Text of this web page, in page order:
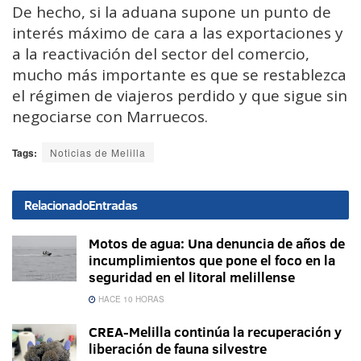
De hecho, si la aduana supone un punto de
interés máximo de cara a las exportaciones y
a la reactivación del sector del comercio,
mucho más importante es que se restablezca
el régimen de viajeros perdido y que sigue sin
negociarse con Marruecos.
Tags: Noticias de Melilla
RelacionadoEntradas
Motos de agua: Una denuncia de años de
incumplimientos que pone el foco en la
seguridad en el litoral melillense
HACE 10 HORAS
CREA-Melilla continúa la recuperación y
liberación de fauna silvestre